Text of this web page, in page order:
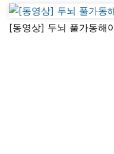
[동영상] 두뇌 풀가동해